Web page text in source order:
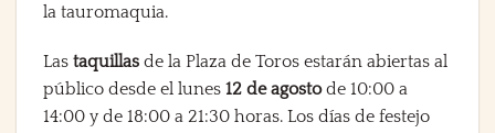
la tauromaquia.
Las taquillas de la Plaza de Toros estarán abiertas al
público desde el lunes 12 de agostode 10:00 a
14:00 y de 18:00 a 21:30 horas. Los días de festejo